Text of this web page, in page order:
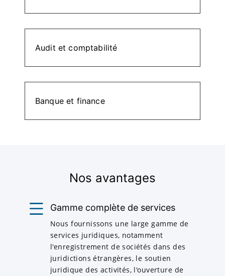
Audit et comptabilité
Banque et finance
Nos avantages
Gamme complète de services
Nous fournissons une large gamme de
services juridiques, notamment
l'enregistrement de sociétés dans des
juridictions étrangères, le soutien
juridique des activités, l'ouverture de